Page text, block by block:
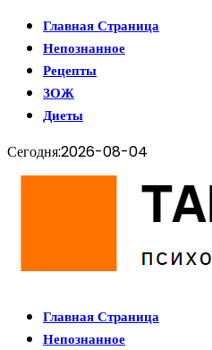
Главная Страница
Непознанное
Рецепты
ЗОЖ
Диеты
Сегодня:2026-08-04
Главная Страница
Непознанное